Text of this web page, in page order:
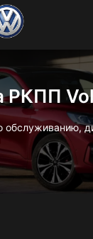
РКПП
обслуживанию,